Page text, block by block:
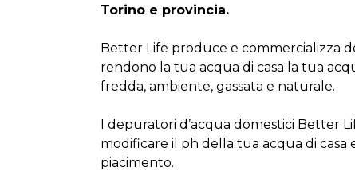
Torino e provincia.
Better Life produce e commercializza
rendono la tua acqua di casa la tua
fredda, ambiente, gassata e naturale.
I depuratori d’acqua domestici Better
modificare il ph della tua acqua di casa
piacimento.